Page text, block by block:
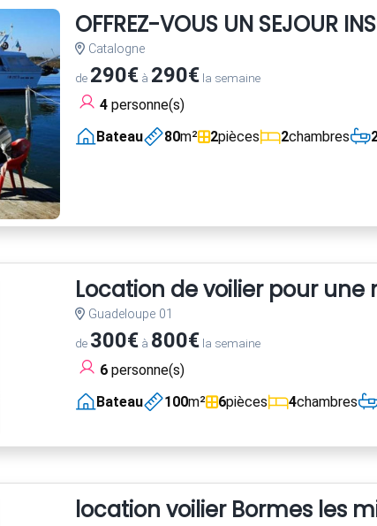
OFFREZ-VOUS UN SEJOUR
Catalogne
de 290€à 290€la semaine
4personne(s)
Bateau
80m² 2pièces 2chambres
Location de voilier pour
Guadeloupe 01
de 300€à 800€la semaine
6personne(s)
Bateau
100m² 6pièces 4chambres
location voilier Bormes les